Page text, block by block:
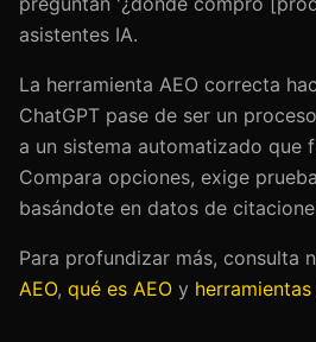
asistentes IA.
La herramienta AEO correcta
ChatGPT pase de ser un
a un sistema automatizado que
Compara opciones, exige
basándote en datos de
Para profundizar más, consulta
AEO, qué es AEO y herramientas